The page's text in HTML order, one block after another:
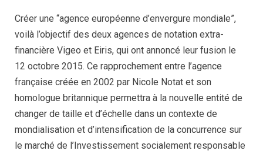
Créer une “agence européenne d’envergure mondiale”,
voilà l’objectif des deux agences de notation extra-
financière Vigeo et Eiris, qui ont annoncé leur fusion le
12 octobre 2015. Ce rapprochement entre l’agence
française créée en 2002 par Nicole Notat et son
homologue britannique permettra à la nouvelle entité de
changer de taille et d’échelle dans un contexte de
mondialisation et d’intensification de la concurrence sur
le marché de l’Investissement socialement responsable